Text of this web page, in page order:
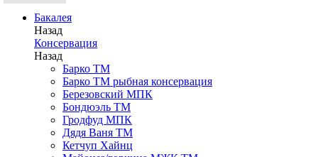
Бакалея
Назад
Консервация
Назад
Барко ТМ
Барко ТМ рыбная консервация
Березовский МПК
Бондюэль ТМ
Гродфуд МПК
Дядя Ваня ТМ
Кетчуп Хайнц